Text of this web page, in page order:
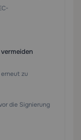
zu
die Signierung